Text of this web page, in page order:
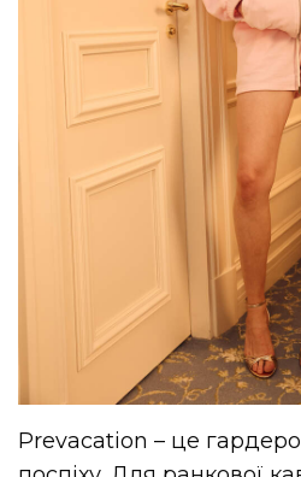
Prevacation – це